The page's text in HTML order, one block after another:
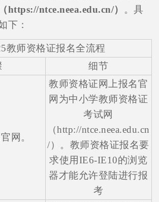
https://ntce.neea.edu.cn/）
。具
下：
教师资格证报名全流程
细节
网。
教师资格证网上报名官
网为中小学教师资格证
考试网
（http://ntce.neea.edu.cn
/）。教师资格证报名要
求使用IE6-IE10的浏览
器才能允许登陆进行报
考